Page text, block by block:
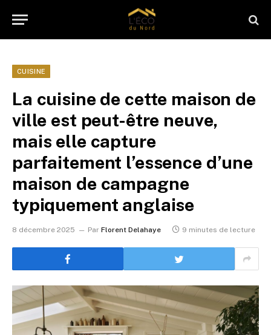
CUISINE
La cuisine de cette maison de
ville est peut-être neuve,
mais elle capture
parfaitement l’essence d’une
maison de campagne
typiquement anglaise
8 décembre 2025 Par Florent Delahaye 9 minutes de lecture